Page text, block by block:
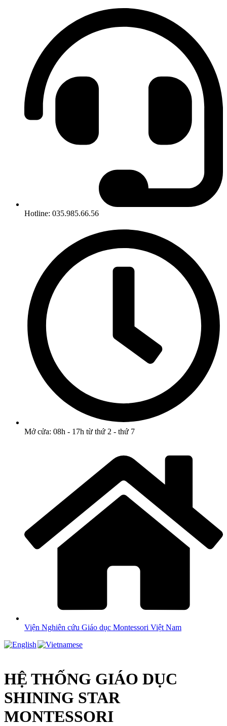
Hotline: 035.985.66.56
Mở cửa: 08h - 17h từ thứ 2 - thứ 7
Viện Nghiên cứu Giáo dục Montessori Việt Nam
HỆ THỐNG GIÁO DỤC
SHINING STAR
MONTESSORI